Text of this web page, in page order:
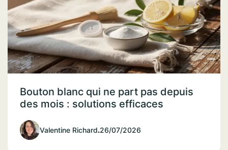
Bouton blanc qui ne part pas depuis
des mois : solutions efficaces
Valentine Richard.26/07/2026